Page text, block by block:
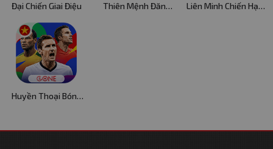
Đại Chiến Giai Điệu
Thiên Mệnh Đăng
Liên Minh Chiến Hạm:
Huyền Thoại Bóng